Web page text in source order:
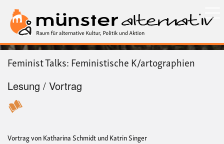
zum
Inhalt
Feminist Talks: Feministische K/artographien
Lesung / Vortrag
Vortrag von Katharina Schmidt und Katrin Singer